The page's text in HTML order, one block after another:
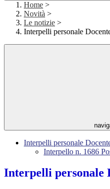
Home >
Novità >
Le notizie >
Interpelli personale
Interpelli personale
Interpello n. 1686
Interpelli personale